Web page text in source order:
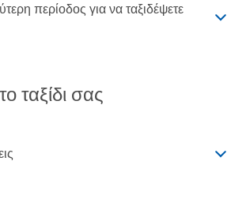
περίοδος για να ταξιδέψετε
ταξίδι σας